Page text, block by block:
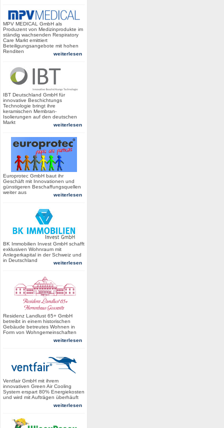
MPV MEDICAL GmbH als
Produzent von Medizinprodukte im
ständig wachsenden Respiratory
Care Markt emittiert
Beteiligungsangebote mit hohen
Renditen
weiterlesen
IBT Deutschland GmbH für
innovative Beschichtungs
Technologie bringt ihre
keramischen Membran-
Isolierungen auf den deutschen
Markt
weiterlesen
Europrotec GmbH baut ihr
Geschäft mit Innovationen und
günstigeren Beschaffungsquellen
weiter aus
weiterlesen
BK Immobilien Invest GmbH schafft
exklusiven Wohnraum mit
Anlegerkapital in der Schweiz und
in Deutschland
weiterlesen
Residenz Landlust 65+ GmbH
betreibt in einem historischen
Gebäude betreutes Wohnen in
Form von Wohngemeinschaften
weiterlesen
Ventfair GmbH mit ihrem
innovativen Green Air Cooling
System erspart 80% Energiekosten
und wird mit Aufträgen überhäuft
weiterlesen